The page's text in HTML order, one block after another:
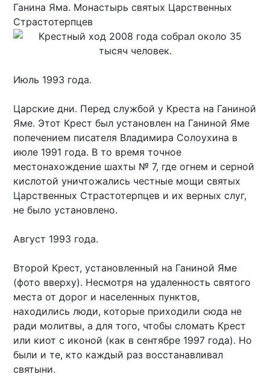
Ганина Яма. Монастырь святых Царственных
Страстотерпцев
Июль 1993 года.
Царские дни. Перед службой у Креста на Ганиной
Яме. Этот Крест был установлен на Ганиной Яме
попечением писателя Владимира Солоухина в
июле 1991 года. В то время точное
местонахождение шахты № 7, где огнем и серной
кислотой уничтожались честные мощи святых
Царственных Страстотерпцев и их верных слуг,
не было установлено.
Август 1993 года.
Второй Крест, установленный на Ганиной Яме
(фото вверху). Несмотря на удаленность святого
места от дорог и населенных пунктов,
находились люди, которые приходили сюда не
ради молитвы, а для того, чтобы сломать Крест
или киот с иконой (как в сентябре 1997 года). Но
были и те, кто каждый раз восстанавливал
святыни.